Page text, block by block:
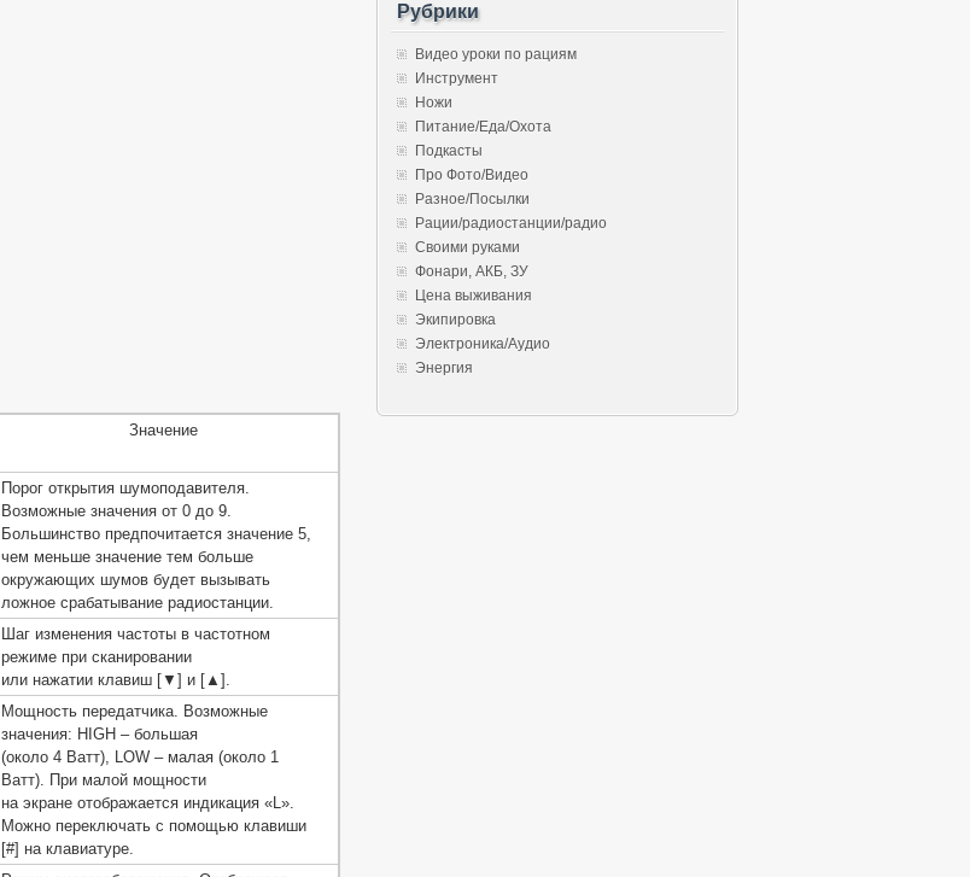
Значение
Порог открытия шумоподавителя.
Возможные значения от 0 до 9.
Большинство предпочитается значение 5,
чем меньше значение тем больше
окружающих шумов будет вызывать
ложное срабатывание радиостанции.
Шаг изменения частоты в частотном
режиме при сканировании
или нажатии клавиш [▼] и [▲].
Мощность передатчика. Возможные
значения: HIGH – большая
(около 4 Ватт), LOW – малая (около 1
Ватт). При малой мощности
на экране отображается индикация «L».
Можно переключать с помощью клавиши
[#] на клавиатуре.
Рубрики
Видео уроки по рациям
Инструмент
Ножи
Питание/Еда/Охота
Подкасты
Про Фото/Видео
Разное/Посылки
Рации/радиостанции/радио
Своими руками
Фонари, АКБ, ЗУ
Цена выживания
Экипировка
Электроника/Аудио
Энергия